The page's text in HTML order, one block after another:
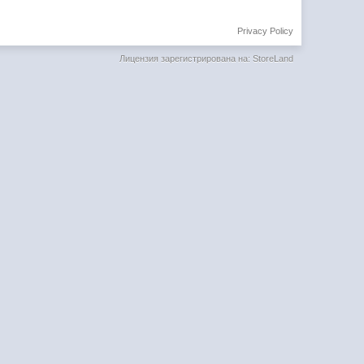
Privacy Policy
Лицензия зарегистрирована на: StoreLand